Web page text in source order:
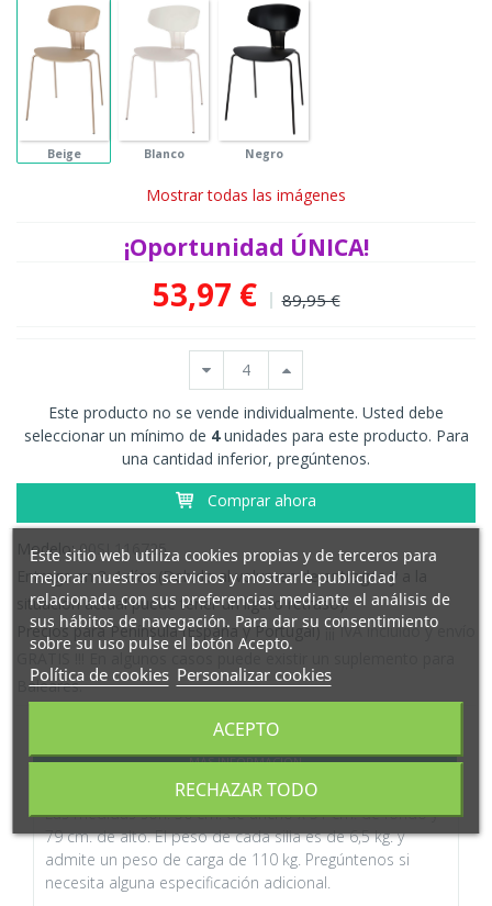
Beige Blanco Negro
Mostrar todas las imágenes
¡Oportunidad ÚNICA!
53,97 € 89,95 €
Este producto no se vende individualmente. Usted debe
seleccionar un mínimo de 4unidades para este producto. Para
una cantidad inferior, pregúntenos.
Comprar ahora
Modelo: 00SL116725
Entrega en 3-4 días (Debido al volumen de entregas y a la
situación actual puede tener un ligero retraso).
Precios para Península (España y Portugal) ¡¡¡ IVA incluido y envío
GRATIS !!! En algunos casos puede existir un suplemento para
Baleares.
MÁS INFORMACIÓN
Las medidas son: 50 cm. de ancho x 51 cm. de fondo y
79 cm. de alto. El peso de cada silla es de 6,5 kg. y
admite un peso de carga de 110 kg. Pregúntenos si
necesita alguna especificación adicional.
Este sitio web utiliza cookies propias y de terceros para
mejorar nuestros servicios y mostrarle publicidad
relacionada con sus preferencias mediante el análisis de
sus hábitos de navegación. Para dar su consentimiento
sobre su uso pulse el botón Acepto.
Política de cookies Personalizar cookies
RECHAZAR TODO
ACEPTO